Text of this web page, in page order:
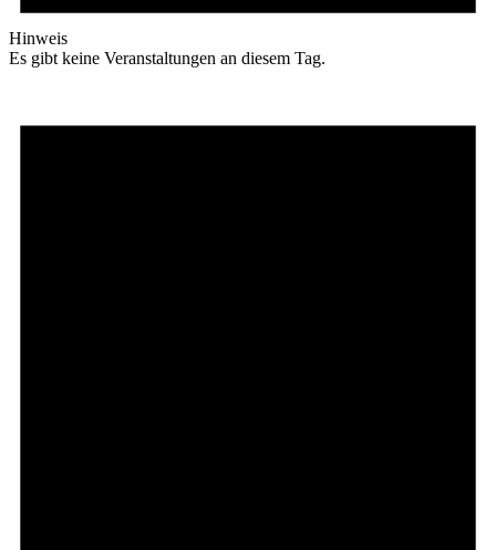
Hinweis
Es gibt keine Veranstaltungen an diesem Tag.